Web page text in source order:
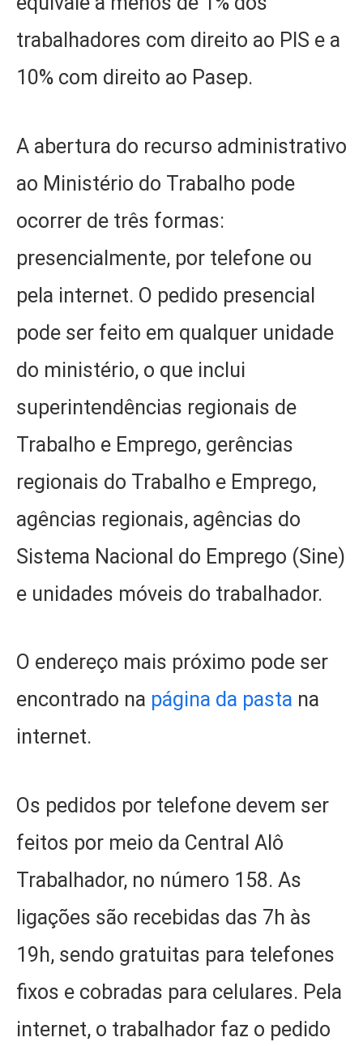
trabalhadores com direito ao PIS e a
10% com direito ao Pasep.
A abertura do recurso administrativo
ao Ministério do Trabalho pode
ocorrer de três formas:
presencialmente, por telefone ou
pela internet. O pedido presencial
pode ser feito em qualquer unidade
do ministério, o que inclui
superintendências regionais de
Trabalho e Emprego, gerências
regionais do Trabalho e Emprego,
agências regionais, agências do
Sistema Nacional do Emprego (Sine)
e unidades móveis do trabalhador.
O endereço mais próximo pode ser
encontrado na página da pasta na
internet.
Os pedidos por telefone devem ser
feitos por meio da Central Alô
Trabalhador, no número 158. As
ligações são recebidas das 7h às
19h, sendo gratuitas para telefones
fixos e cobradas para celulares. Pela
internet, o trabalhador faz o pedido